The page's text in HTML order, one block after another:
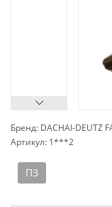
Бренд: DACHAI-DEUTZ
Артикул: 1***2
ПЗ